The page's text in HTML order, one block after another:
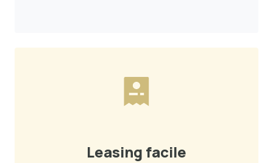
Leasing facile